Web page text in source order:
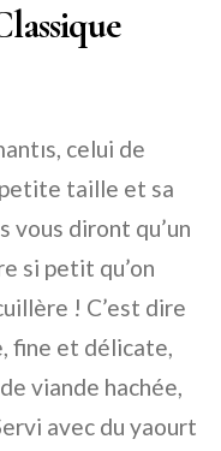
celui de
petite taille et sa
vous diront qu’un
si petit qu’on
! C’est dire
fine et délicate,
viande hachée,
avec du yaourt